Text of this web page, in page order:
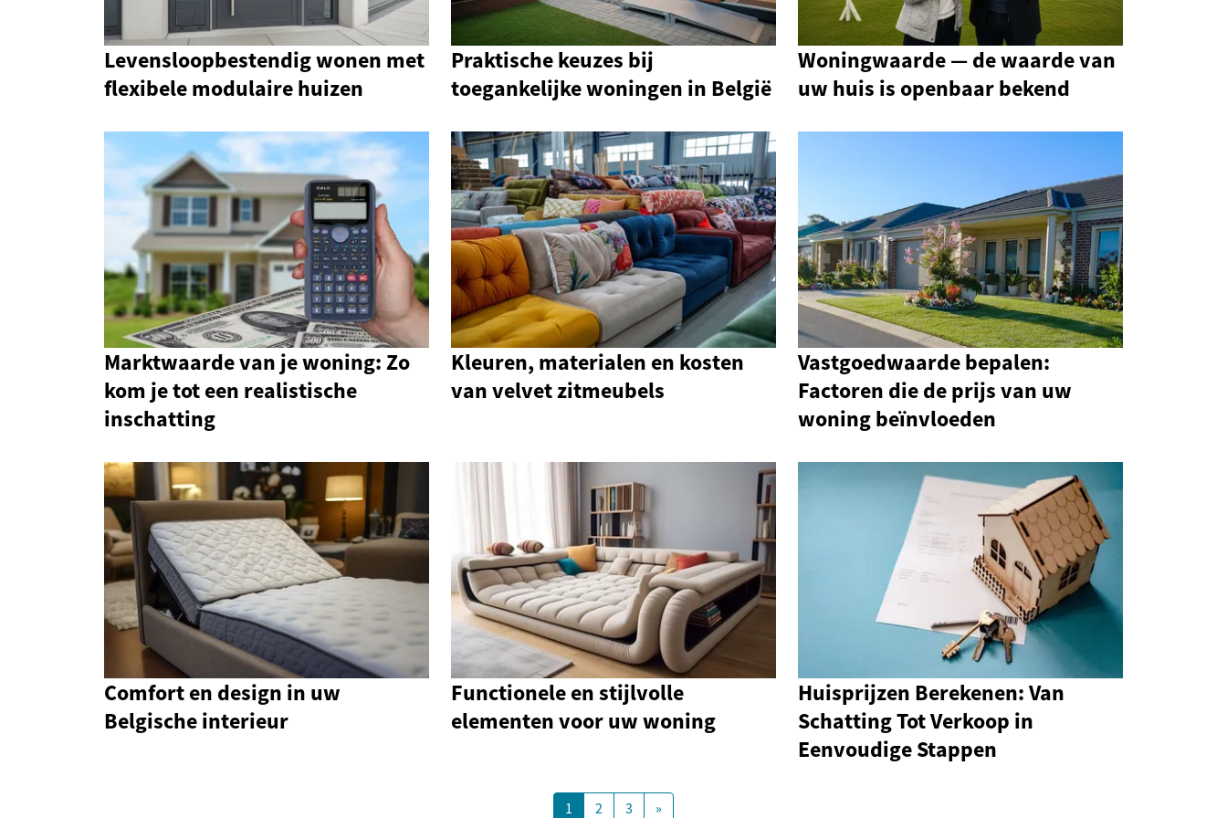
Levensloopbestendig wonen met
flexibele modulaire huizen
Praktische keuzes bij
toegankelijke woningen in België
Woningwaarde — de waarde van
uw huis is openbaar bekend
Marktwaarde van je woning: Zo
kom je tot een realistische
inschatting
Kleuren, materialen en kosten
van velvet zitmeubels
Vastgoedwaarde bepalen:
Factoren die de prijs van uw
woning beïnvloeden
Comfort en design in uw
Belgische interieur
Functionele en stijlvolle
elementen voor uw woning
Huisprijzen Berekenen: Van
Schatting Tot Verkoop in
Eenvoudige Stappen
1 2 3 »